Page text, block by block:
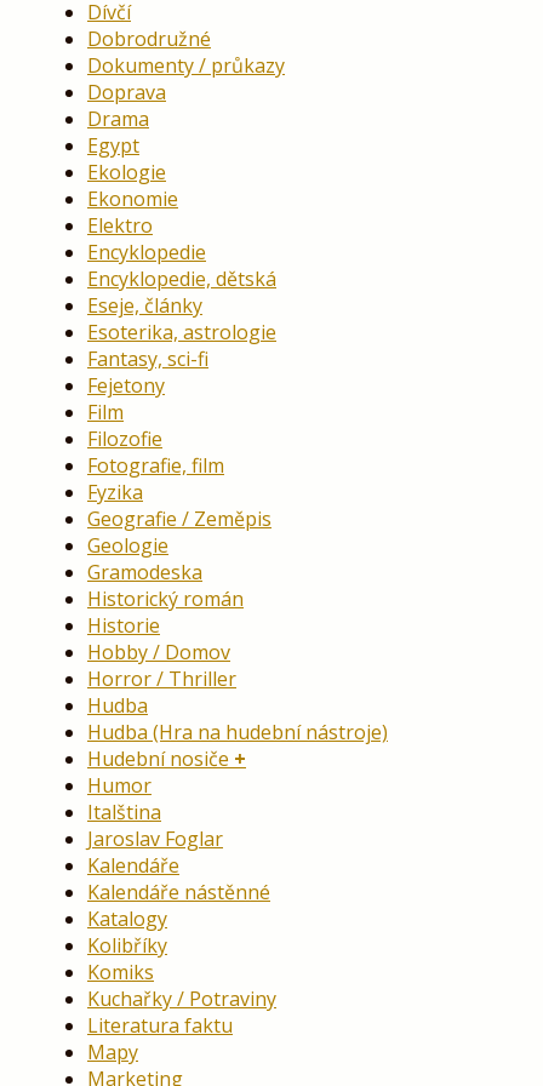
Dívčí
Dobrodružné
Dokumenty / průkazy
Doprava
Drama
Egypt
Ekologie
Ekonomie
Elektro
Encyklopedie
Encyklopedie, dětská
Eseje, články
Esoterika, astrologie
Fantasy, sci-fi
Fejetony
Film
Filozofie
Fotografie, film
Fyzika
Geografie / Zeměpis
Geologie
Gramodeska
Historický román
Historie
Hobby / Domov
Horror / Thriller
Hudba
Hudba (Hra na hudební nástroje)
Hudební nosiče
Humor
Italština
Jaroslav Foglar
Kalendáře
Kalendáře nástěnné
Katalogy
Kolibříky
Komiks
Kuchařky / Potraviny
Literatura faktu
Mapy
Marketing